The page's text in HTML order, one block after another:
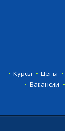
Курсы Цены
Вакансии